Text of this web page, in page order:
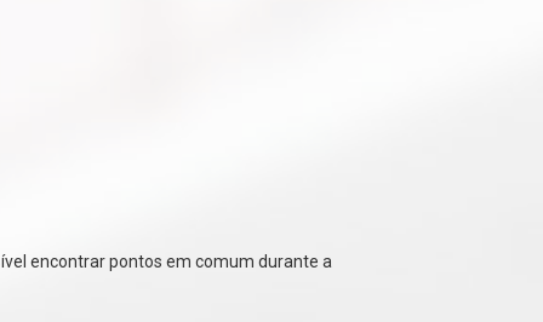
encontrar pontos em comum durante a